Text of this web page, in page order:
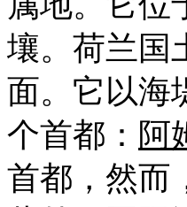
壤。荷兰国
面。它以海
个首都： 阿
首都，然而